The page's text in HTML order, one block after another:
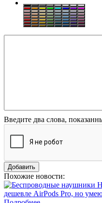
Введите два слова,
Похожие новости: